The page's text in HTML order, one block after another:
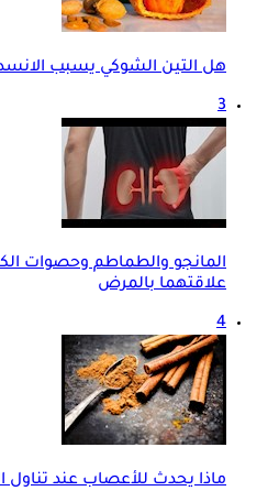
هل التين الشوكي يسبب
3
المانجو والطماطم وحصوات
علاقتهما بالمرض
4
ماذا يحدث للأعصاب عند تناول